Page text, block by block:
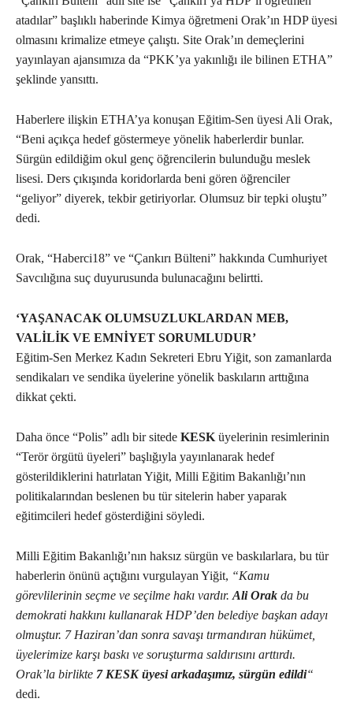
atadılar” başlıklı haberinde Kimya öğretmeni Orak’ın HDP üyesi
olmasını krimalize etmeye çalıştı. Site Orak’ın demeçlerini
yayınlayan ajansımıza da “PKK’ya yakınlığı ile bilinen ETHA”
şeklinde yansıttı.
Haberlere ilişkin ETHA’ya konuşan Eğitim-Sen üyesi Ali Orak,
“Beni açıkça hedef göstermeye yönelik haberlerdir bunlar.
Sürgün edildiğim okul genç öğrencilerin bulunduğu meslek
lisesi. Ders çıkışında koridorlarda beni gören öğrenciler
“geliyor” diyerek, tekbir getiriyorlar. Olumsuz bir tepki oluştu”
dedi.
Orak, “Haberci18” ve “Çankırı Bülteni” hakkında Cumhuriyet
Savcılığına suç duyurusunda bulunacağını belirtti.
‘YAŞANACAK OLUMSUZLUKLARDAN MEB,
VALİLİK VE EMNİYET SORUMLUDUR’
Eğitim-Sen Merkez Kadın Sekreteri Ebru Yiğit, son zamanlarda
sendikaları ve sendika üyelerine yönelik baskıların arttığına
dikkat çekti.
Daha önce “Polis” adlı bir sitede KESK üyelerinin resimlerinin
“Terör örgütü üyeleri” başlığıyla yayınlanarak hedef
gösterildiklerini hatırlatan Yiğit, Milli Eğitim Bakanlığı’nın
politikalarından beslenen bu tür sitelerin haber yaparak
eğitimcileri hedef gösterdiğini söyledi.
Milli Eğitim Bakanlığı’nın haksız sürgün ve baskılarlara, bu tür
haberlerin önünü açtığını vurgulayan Yiğit, “Kamu
görevlilerinin seçme ve seçilme hakı vardır. Ali Orak da bu
demokrati hakkını kullanarak HDP’den belediye başkan adayı
olmuştur. 7 Haziran’dan sonra savaşı tırmandıran hükümet,
üyelerimize karşı baskı ve soruşturma saldırısını arttırdı.
Orak’la birlikte 7 KESK üyesi arkadaşımız, sürgün edildi“
dedi.